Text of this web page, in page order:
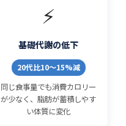
⚡
基礎代謝の低下
20代比10〜15%減
同じ食事量でも消費カロリー
が少なく、脂肪が蓄積しやす
い体質に変化